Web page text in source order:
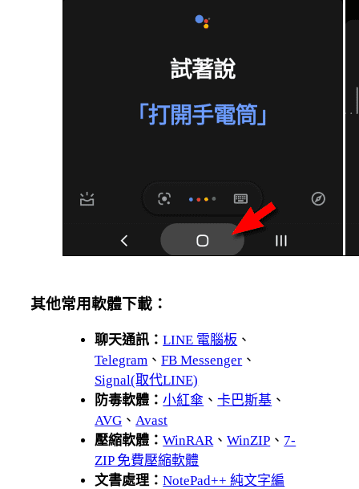
其他常用軟體下載：
聊天通訊：LINE 電腦板 、
Telegram 、FB Messenger 、
Signal(取代LINE)
防毒軟體：小紅傘 、卡巴斯基 、
AVG 、 Avast
壓縮軟體：WinRAR 、WinZIP 、 7-
ZIP 免費壓縮軟體
文書處理：NotePad++ 純文字編